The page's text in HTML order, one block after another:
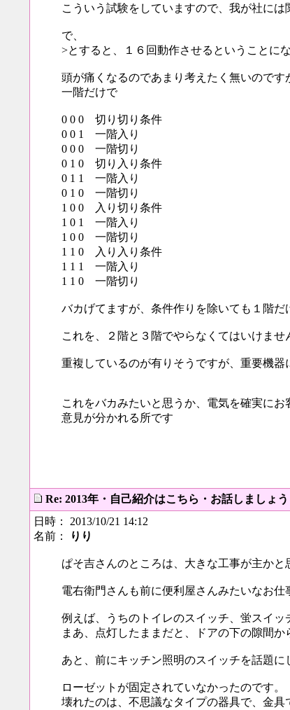
こういう試験をしていますので、我が社に
で、
>とすると、１６回動作させるということに
頭が痛くなるのであまり考えたく無いのです
一階だけで
0 0 0 切り切り条件
0 0 1 一階入り
0 0 0 一階切り
0 1 0 切り入り条件
0 1 1 一階入り
0 1 0 一階切り
1 0 0 入り切り条件
1 0 1 一階入り
1 0 0 一階切り
1 1 0 入り入り条件
1 1 1 一階入り
1 1 0 一階切り
バカげてますが、条件作りを除いても１階だ
これを、２階と３階でやらなくてはいけませ
重複しているのが有りそうですが、重要機器
これをバカみたいと思うか、電気を確実に
意見が分かれる所です
Re: 2013年・自己紹介はこちら・お話しましょ
日時： 2013/10/21 14:12
名前：
りり
ぱそ吉さんのところは、大きな工事が主かと
電右衛門さんも前に便利屋さんみたいなお
例えば、うちのトイレのスイッチ、蛍スイッ
まあ、点灯したままだと、ドアの下の隙間か
あと、前にキッチン照明のスイッチを話題
ローゼットが固定されていなかったのです。
壊れたのは、不思議なタイプの器具で、金具